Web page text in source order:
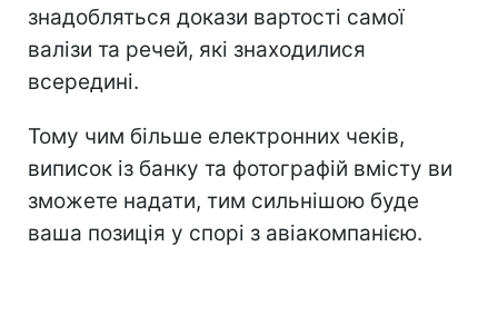
знадобляться докази вартості самої
валізи та речей, які знаходилися
всередині.
Тому чим більше електронних чеків,
виписок із банку та фотографій вмісту ви
зможете надати, тим сильнішою буде
ваша позиція у спорі з авіакомпанією.